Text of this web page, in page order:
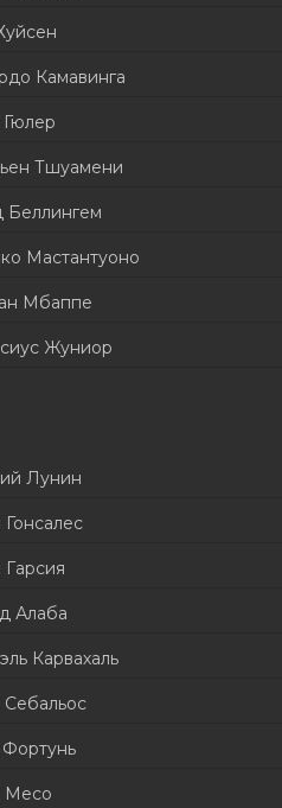
Камавинга
Тшуамени
Беллингем
Мастантуоно
Мбаппе
Жуниор
Лунин
Алаба
Карвахаль
Фортунь
Месо